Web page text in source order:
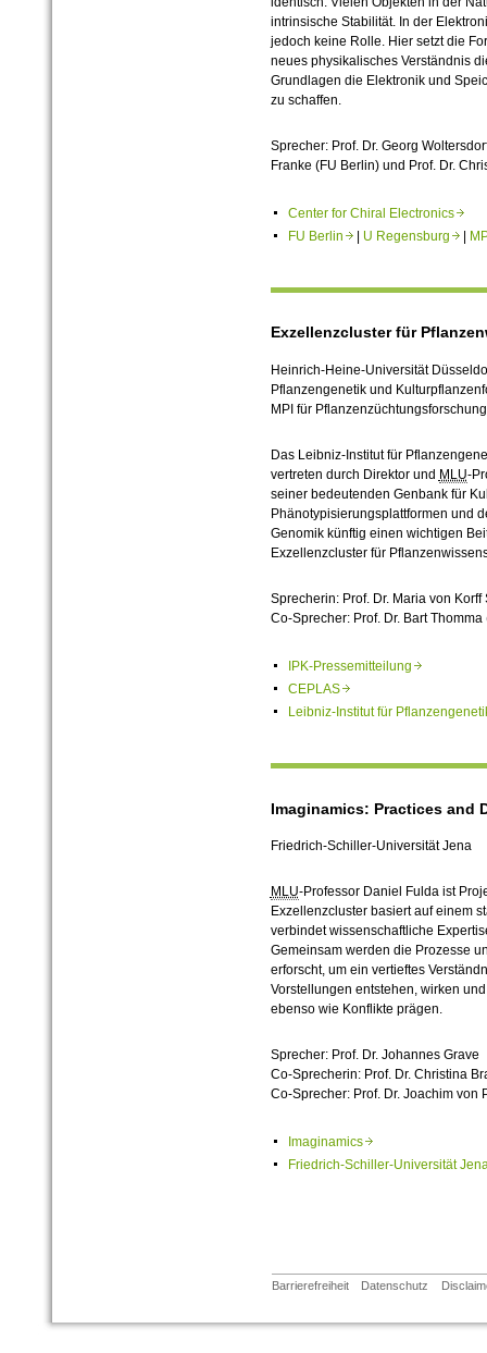
intrinsische Stabilität. In der
jedoch keine Rolle. Hier setzt die
neues physikalisches Verständnis
Grundlagen die Elektronik und
zu schaffen.
Sprecher: Prof. Dr. Georg
Franke (FU Berlin) und Prof. Dr.
Center for Chiral Electronics
FU Berlin| U Regensburg|
Exzellenzcluster für
Heinrich-Heine-Universität
Pflanzengenetik und
MPI für
Das Leibniz-Institut für
vertreten durch Direktor und MLU-
seiner bedeutenden Genbank für
Phänotypisierungsplattformen und
Genomik künftig einen wichtigen
Exzellenzcluster für
Sprecherin: Prof. Dr. Maria von
Co-Sprecher: Prof. Dr. Bart Thomma
IPK-Pressemitteilung
CEPLAS
Leibniz-Institut für
Imaginamics: Practices and
Friedrich-Schiller-Universität Jena
MLU-Professor Daniel Fulda ist
Exzellenzcluster basiert auf einem
verbindet wissenschaftliche
Gemeinsam werden die Prozesse
erforscht, um ein vertieftes
Vorstellungen entstehen, wirken
ebenso wie Konflikte prägen.
Sprecher: Prof. Dr. Johannes Grave
Co-Sprecherin: Prof. Dr. Christina
Co-Sprecher: Prof. Dr. Joachim von
Imaginamics
Friedrich-Schiller-Universität
Barrierefreiheit Datenschutz